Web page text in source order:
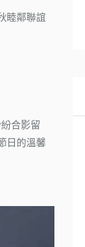
睦鄰聯誼
合影留
日的溫馨